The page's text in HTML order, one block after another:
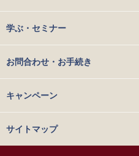
学ぶ・セミナー
お問合わせ・お手続き
キャンペーン
サイトマップ